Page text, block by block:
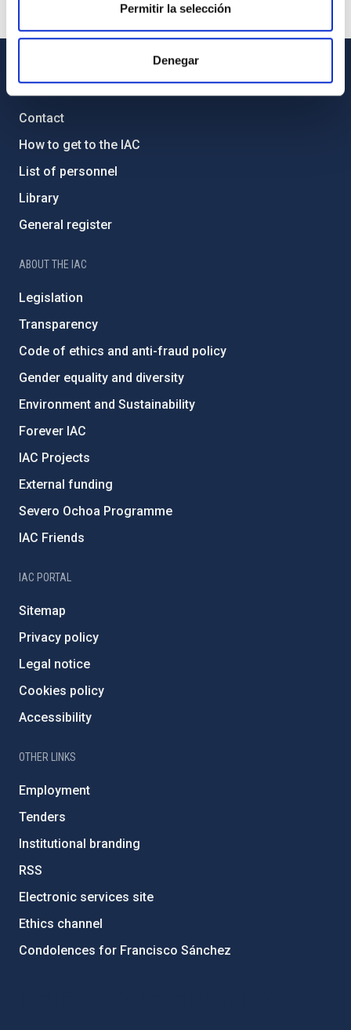
Permitir la selección
Denegar
GENERAL INFORMATION
Contact
How to get to the IAC
List of personnel
Library
General register
ABOUT THE IAC
Legislation
Transparency
Code of ethics and anti-fraud policy
Gender equality and diversity
Environment and Sustainability
Forever IAC
IAC Projects
External funding
Severo Ochoa Programme
IAC Friends
IAC PORTAL
Sitemap
Privacy policy
Legal notice
Cookies policy
Accessibility
OTHER LINKS
Employment
Tenders
Institutional branding
RSS
Electronic services site
Ethics channel
Condolences for Francisco Sánchez